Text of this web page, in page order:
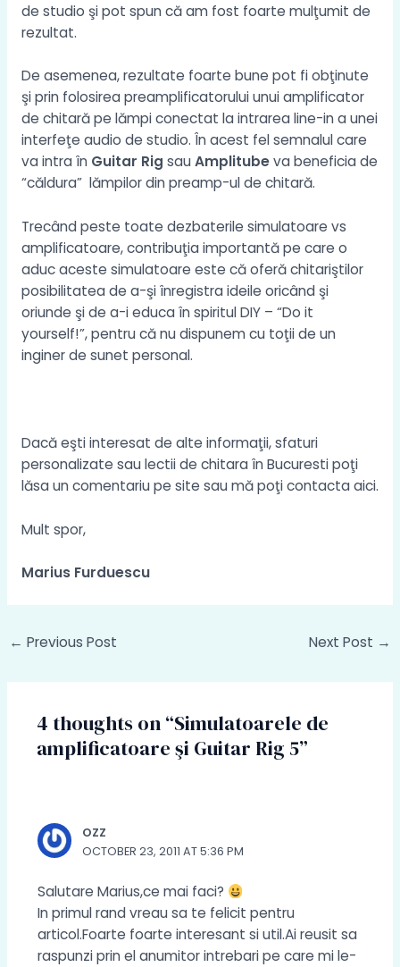
de studio şi pot spun că am fost foarte mulţumit de
rezultat.
De asemenea, rezultate foarte bune pot fi obţinute
şi prin folosirea preamplificatorului unui amplificator
de chitară pe lămpi conectat la intrarea line-in a unei
interfeţe audio de studio. În acest fel semnalul care
va intra în Guitar Rig sauAmplitubeva beneficia de
“căldura” lămpilor din preamp-ul de chitară.
Trecând peste toate dezbaterile simulatoare vs
amplificatoare, contribuţia importantă pe care o
aduc aceste simulatoare este că oferă chitariştilor
posibilitatea de a-şi înregistra ideile oricând şi
oriunde şi de a-i educa în spiritul DIY – “Do it
yourself!”, pentru că nu dispunem cu toţii de un
inginer de sunet personal.
Dacă eşti interesat de alte informaţii, sfaturi
personalizate saulectii de chitaraîn Bucuresti poţi
lăsa un comentariu pe site sau mă poţi contactaaici.
Mult spor,
Marius Furduescu
Post
← Previous Post Next Post →
4 thoughts on “Simulatoarele de
amplificatoare şi Guitar Rig 5”
OZZ
OCTOBER 23, 2011 AT 5:36 PM
Salutare Marius,ce mai faci?
In primul rand vreau sa te felicit pentru
articol.Foarte foarte interesant si util.Ai reusit sa
raspunzi prin el anumitor intrebari pe care mi le-